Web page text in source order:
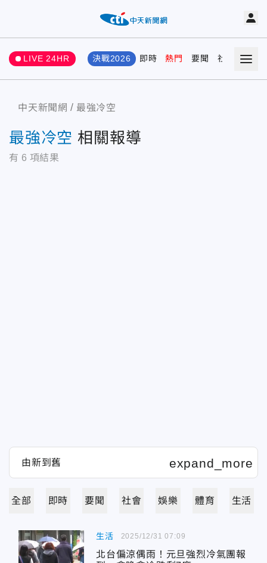
LIVE 24HR 決戰2026 即時 熱門 要聞 社會 娛樂
中天新聞網 最強冷空
最強冷空 相關報導
有 6 項結果
全部 即時 要聞 社會 娛樂 體育 生活
生活
北台偏涼偶雨！元旦強烈冷氣團報
2025/12/31 07:09